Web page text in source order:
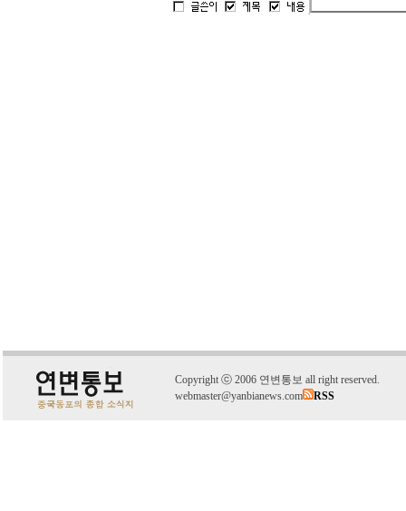
Copyright ⓒ 2006 연변통보 all right reserved.
webmaster@yanbianews.com
RSS